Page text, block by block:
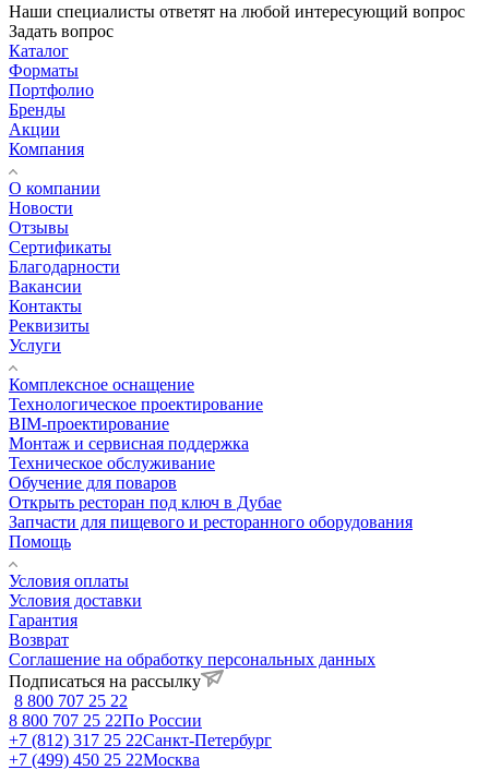
Наши специалисты ответят на любой интересующий вопрос
Задать вопрос
Каталог
Форматы
Портфолио
Бренды
Акции
Компания
О компании
Новости
Отзывы
Сертификаты
Благодарности
Вакансии
Контакты
Реквизиты
Услуги
Комплексное оснащение
Технологическое проектирование
BIM-проектирование
Монтаж и сервисная поддержка
Техническое обслуживание
Обучение для поваров
Открыть ресторан под ключ в Дубае
Запчасти для пищевого и ресторанного оборудования
Помощь
Условия оплаты
Условия доставки
Гарантия
Возврат
Соглашение на обработку персональных данных
Подписаться на рассылку
8 800 707 25 22
8 800 707 25 22По России
+7 (812) 317 25 22Санкт-Петербург
+7 (499) 450 25 22Москва